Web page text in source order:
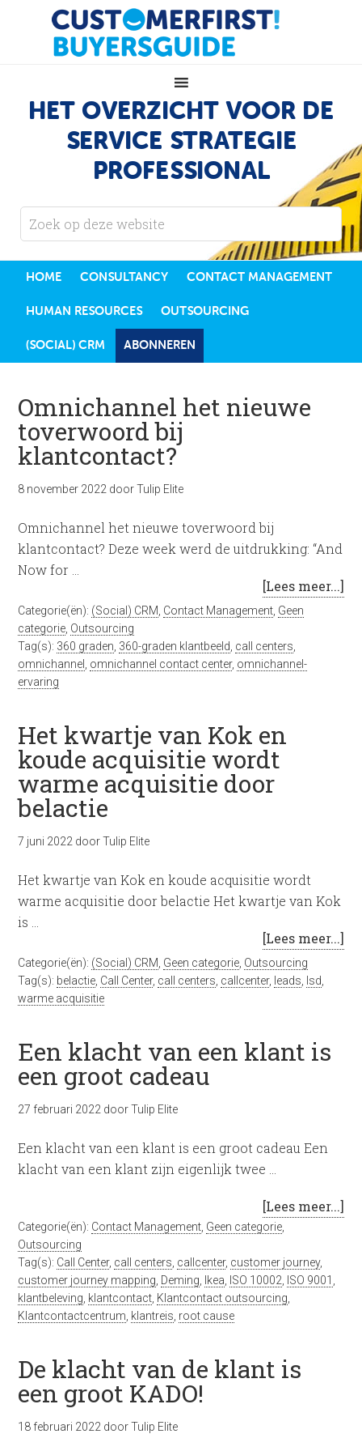
HET OVERZICHT VOOR DE
SERVICE STRATEGIE
PROFESSIONAL
HOME CONSULTANCY CONTACT MANAGEMENT
HUMAN RESOURCES OUTSOURCING
(SOCIAL) CRM ABONNEREN
Omnichannel het nieuwe
toverwoord bij
klantcontact?
8 november 2022 doorTulip Elite
Omnichannel het nieuwe toverwoord bij
klantcontact? Deze week werd de uitdrukking: “And
Now for …
[Lees meer...]
Categorie(ën): (Social) CRM Contact Management Geen
categorie Outsourcing
Tag(s): 360 graden 360-graden klantbeeld call centers
omnichannel
omnichannel contact center, omnichannel-
ervaring
Het kwartje van Kok en
koude acquisitie wordt
warme acquisitie door
belactie
7 juni 2022 doorTulip Elite
Het kwartje van Kok en koude acquisitie wordt
warme acquisitie door belactie Het kwartje van Kok
is …
[Lees meer...]
Categorie(ën): (Social) CRM Geen categorie Outsourcing
Tag(s): belactie Call Center, call centers callcenter, leads lsd
warme acquisitie
Een klacht van een klant is
een groot cadeau
27 februari 2022 doorTulip Elite
Een klacht van een klant is een groot cadeau Een
klacht van een klant zijn eigenlijk twee …
[Lees meer...]
Categorie(ën): Contact Management Geen categorie
Outsourcing
Tag(s): Call Center, call centers callcenter, customer journey,
customer journey mapping Deming Ikea ISO 10002 ISO 9001
klantbeleving klantcontact Klantcontact outsourcing
Klantcontactcentrum klantreis root cause
De klacht van de klant is
een groot KADO!
18 februari 2022 doorTulip Elite